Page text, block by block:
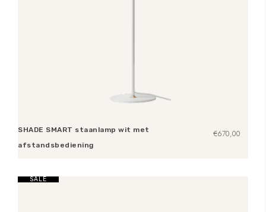
SHADE SMART staanlamp wit met
afstandsbediening
€670,00
SALE